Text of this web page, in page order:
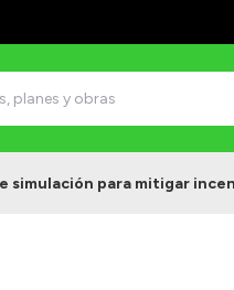
simulación para mitigar